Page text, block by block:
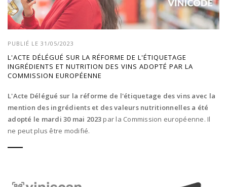
PUBLIÉ LE 31/05/2023
L'ACTE DÉLÉGUÉ SUR LA RÉFORME DE L'ÉTIQUETAGE
INGRÉDIENTS ET NUTRITION DES VINS ADOPTÉ PAR LA
COMMISSION EUROPÉENNE
L'Acte Délégué sur la réforme de l'étiquetage des vins avec la
mention des ingrédients et des valeurs nutritionnelles a été
adopté le mardi 30 mai 2023 par la Commission européenne. Il
ne peut plus être modifié.